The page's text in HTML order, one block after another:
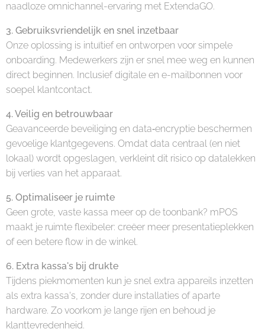
naadloze omnichannel-ervaring met ExtendaGO.
3. Gebruiksvriendelijk en snel inzetbaar
Onze oplossing is intuïtief en ontworpen voor simpele
onboarding. Medewerkers zijn er snel mee weg en kunnen
direct beginnen. Inclusief digitale en e-mailbonnen voor
soepel klantcontact.
4. Veilig en betrouwbaar
Geavanceerde beveiliging en data‑encryptie beschermen
gevoelige klantgegevens. Omdat data centraal (en niet
lokaal) wordt opgeslagen, verkleint dit risico op datalekken
bij verlies van het apparaat.
5. Optimaliseer je ruimte
Geen grote, vaste kassa meer op de toonbank? mPOS
maakt je ruimte flexibeler: creëer meer presentatieplekken
of een betere flow in de winkel.
6. Extra kassa's bij drukte
Tijdens piekmomenten kun je snel extra appareils inzetten
als extra kassa's, zonder dure installaties of aparte
hardware. Zo voorkom je lange rijen en behoud je
klanttevredenheid.